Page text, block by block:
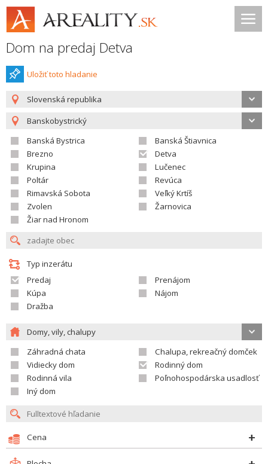
Dom na predaj Detva
Uložiť toto hladanie
Slovenská republika
Banskobystrický
Banská Bystrica
Banská Štiavnica
Brezno
Detva
Krupina
Lučenec
Poltár
Revúca
Rimavská Sobota
Veľký Krtíš
Zvolen
Žarnovica
Žiar nad Hronom
Typ inzerátu
Predaj
Prenájom
Kúpa
Nájom
Dražba
Domy, vily, chalupy
Záhradná chata
Chalupa, rekreačný domček
Vidiecky dom
Rodinný dom
Rodinná vila
Poľnohospodárska usadlosť
Iný dom
Cena